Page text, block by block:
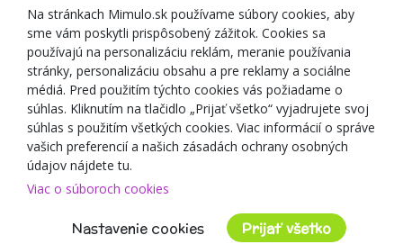
Zľavové kupóny
Blog
O predajcovi
Mimulo.sk
Obchodné podmienky
Ochrana osobných údajov GDPR
Kontakty
Spolupracujeme
Na stránkach Mimulo.sk používame súbory cookies, aby
sme vám poskytli prispôsobený zážitok. Cookies sa
používajú na personalizáciu reklám, meranie používania
stránky, personalizáciu obsahu a pre reklamy a sociálne
médiá. Pred použitím týchto cookies vás požiadame o
súhlas. Kliknutím na tlačidlo „Prijať všetko“ vyjadrujete svoj
súhlas s použitím všetkých cookies. Viac informácií o správe
vašich preferencií a našich zásadách ochrany osobných
údajov nájdete tu.
Viac o súboroch cookies
Nastavenie cookies Prijať všetko